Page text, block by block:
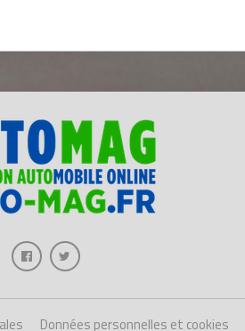
Données personnelles et cookies